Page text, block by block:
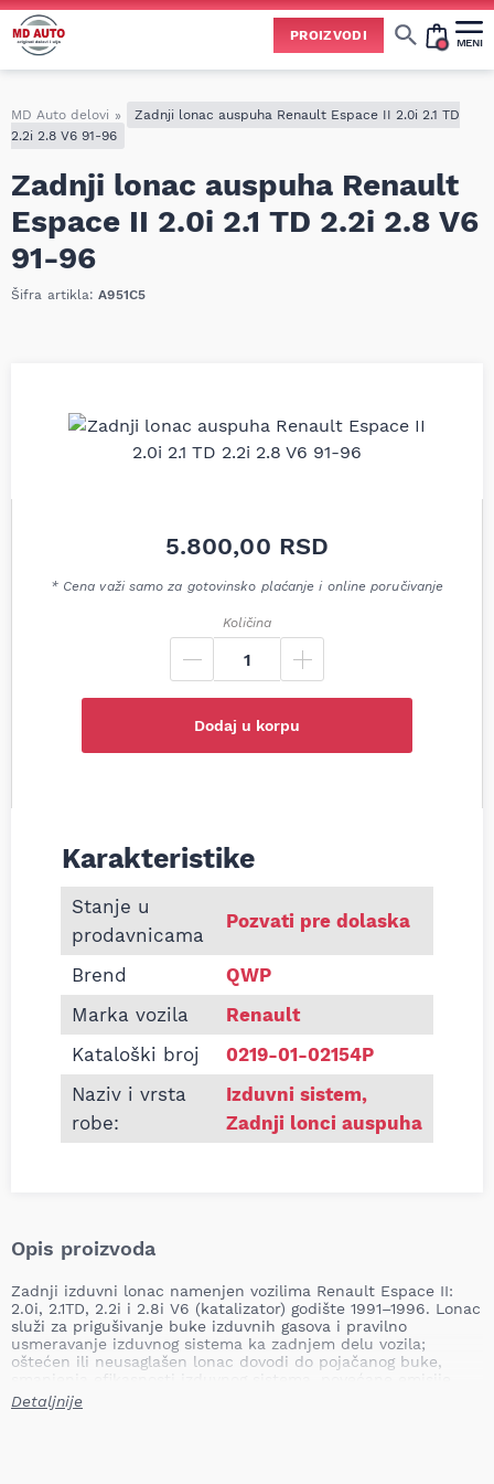
PROIZVODI MENI
MD Auto delovi »
Zadnji lonac auspuha Renault Espace II 2.0i 2.1 TD
2.2i 2.8 V6 91-96
Zadnji lonac auspuha Renault
Espace II 2.0i 2.1 TD 2.2i 2.8 V6
91-96
Šifra artikla:A951C5
5.800,00 RSD
* Cena važi samo za gotovinsko plaćanje i online poručivanje
Količina
Dodaj u korpu
Informacije o Zadnji lonac auspuha Renault
Karakteristike
Stanje u
prodavnicama
Pozvati pre dolaska
Brend
QWP
Marka vozila
Renault
Kataloški broj
0219-01-02154P
Naziv i vrsta
robe:
Izduvni sistem,
Zadnji lonci auspuha
Opis proizvoda
Zadnji izduvni lonac namenjen vozilima Renault Espace II:
2.0i, 2.1TD, 2.2i i 2.8i V6 (katalizator) godište 1991–1996. Lonac
služi za prigušivanje buke izduvnih gasova i pravilno
usmeravanje izduvnog sistema ka zadnjem delu vozila;
oštećen ili neusaglašen lonac dovodi do pojačanog buke,
smanjenja efikasnosti izduvnog sistema, povećane emisije
gasova i potencijalnog oštećenja ostalih delova auspuha.
Detaljnije